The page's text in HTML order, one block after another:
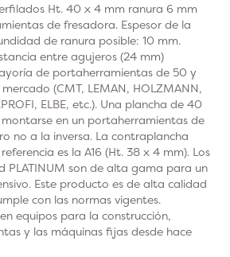
Ht. 40 x 4 mm ranura 6 mm
de fresadora. Espesor de la
de ranura posible: 10 mm.
entre agujeros (24 mm)
de portaherramientas de 50 y
(CMT, LEMAN, HOLZMANN,
ELBE, etc.). Una plancha de 40
en un portaherramientas de
no a la inversa. La contraplancha
es la A16 (Ht. 38 x 4 mm). Los
PLATINUM son de alta gama para un
Este producto es de alta calidad
con las normas vigentes.
equipos para la construcción,
y las máquinas fijas desde hace